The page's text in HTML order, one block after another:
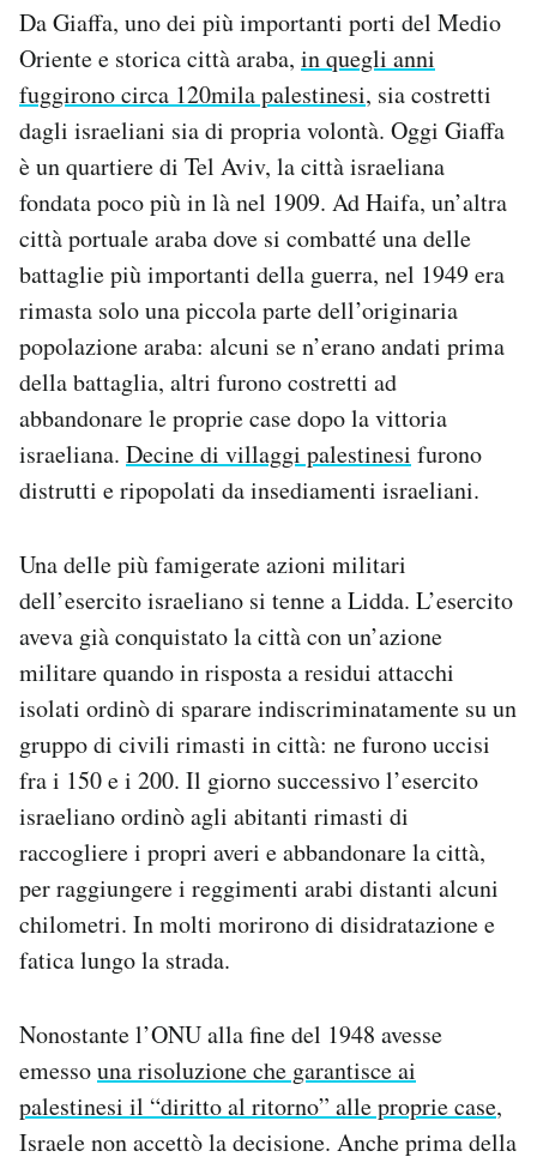
Da Giaffa, uno dei più importanti porti del Medio
Oriente e storica città araba, in quegli anni
fuggirono circa 120mila palestinesi, sia costretti
dagli israeliani sia di propria volontà. Oggi Giaffa
è un quartiere di Tel Aviv, la città israeliana
fondata poco più in là nel 1909. Ad Haifa, un’altra
città portuale araba dove si combatté una delle
battaglie più importanti della guerra, nel 1949 era
rimasta solo una piccola parte dell’originaria
popolazione araba: alcuni se n’erano andati prima
della battaglia, altri furono costretti ad
abbandonare le proprie case dopo la vittoria
israeliana. Decine di villaggi palestinesi furono
distrutti e ripopolati da insediamenti israeliani.
Una delle più famigerate azioni militari
dell’esercito israeliano si tenne a Lidda. L’esercito
aveva già conquistato la città con un’azione
militare quando in risposta a residui attacchi
isolati ordinò di sparare indiscriminatamente su un
gruppo di civili rimasti in città: ne furono uccisi
fra i 150 e i 200. Il giorno successivo l’esercito
israeliano ordinò agli abitanti rimasti di
raccogliere i propri averi e abbandonare la città,
per raggiungere i reggimenti arabi distanti alcuni
chilometri. In molti morirono di disidratazione e
fatica lungo la strada.
Nonostante l’ONU alla fine del 1948 avesse
emessouna risoluzione che garantisce ai
palestinesi il “diritto al ritorno” alle proprie case,
Israele non accettò la decisione. Anche prima della